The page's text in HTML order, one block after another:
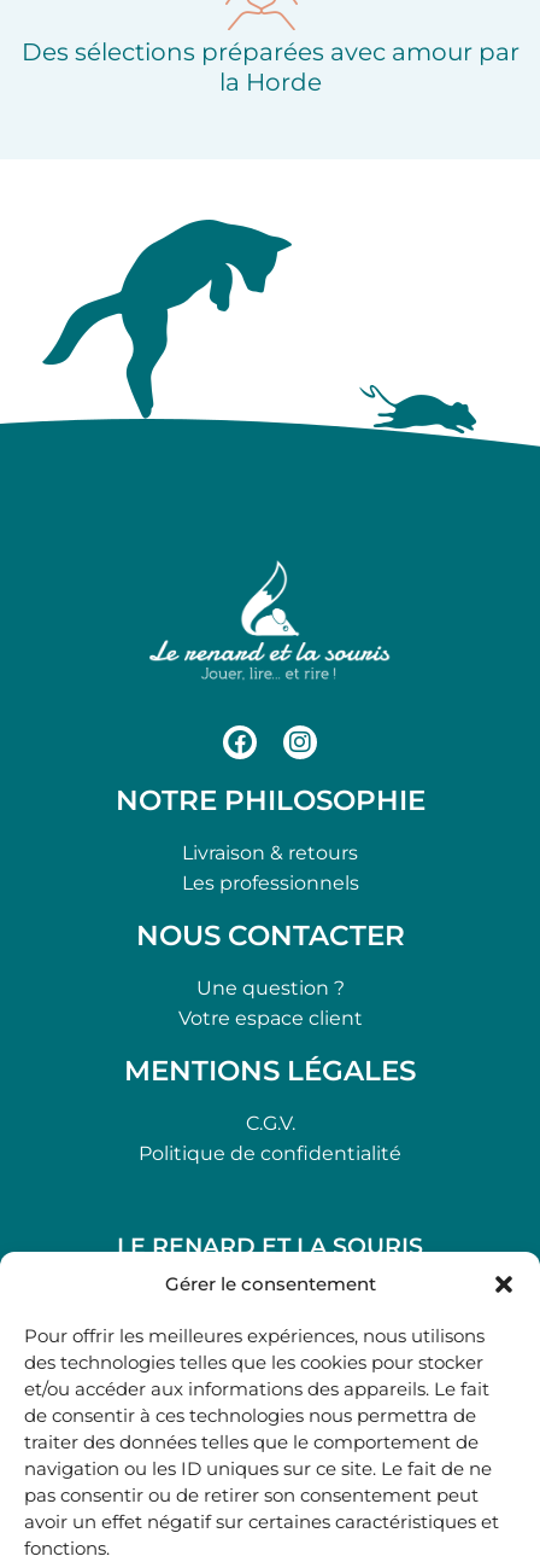
Gérer le consentement
Pour offrir les meilleures expériences, nous utilisons
des technologies telles que les cookies pour stocker
et/ou accéder aux informations des appareils. Le fait
de consentir à ces technologies nous permettra de
traiter des données telles que le comportement de
navigation ou les ID uniques sur ce site. Le fait de ne
pas consentir ou de retirer son consentement peut
avoir un effet négatif sur certaines caractéristiques et
fonctions.
Des sélections préparées avec amour par
la Horde
NOTRE PHILOSOPHIE
Livraison & retours
Les professionnels
NOUS CONTACTER
Une question ?
Votre espace client
MENTIONS LÉGALES
C.G.V.
Politique de confidentialité
LE RENARD ET LA SOURIS
48, rue Maubec 33210 LANGON
05 40 41 37 18
.
MARDI AU SAMEDI
10H00-12H45 | 14H00 -19H00
boutique@lerenardetlasouris.com